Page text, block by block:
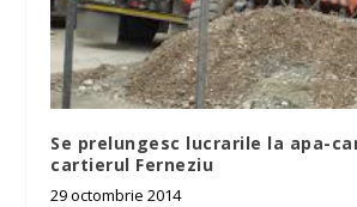
Se prelungesc lucrarile la apa-
cartierul Ferneziu
29 octombrie 2014